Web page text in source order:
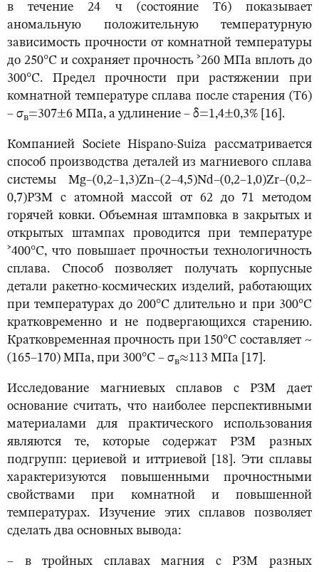
в течение 24 ч (состояние Т6) показывает
аномальную положительную температурную
зависимость прочности от комнатной температуры
до 250°С и сохраняет прочность ˃260 МПа вплоть до
300°С. Предел прочности при растяжении при
комнатной температуре сплава после старения (Т6)
– σв=307±6 МПа, а удлинение – δ=1,4±0,3% [16].
Компанией Societe Hispano-Suiza рассматривается
способ производства деталей из магниевого сплава
системы Mg–(0,2–1,3)Zn–(2–4,5)Nd–(0,2–1,0)Zr–(0,2–
0,7)РЗМ с атомной массой от 62 до 71 методом
горячей ковки. Объемная штамповка в закрытых и
открытых штампах проводится при температуре
˃400°С, что повышает прочностьи технологичность
сплава. Способ позволяет получать корпусные
детали ракетно-космических изделий, работающих
при температурах до 200°С длительно и при 300°С
кратковременно и не подвергающихся старению.
Кратковременная прочность при 150°С составляет ~
(165–170) МПа, при 300°С – σв≈113 МПа [17].
Исследование магниевых сплавов с РЗМ дает
основание считать, что наиболее перспективными
материалами для практического использования
являются те, которые содержат РЗМ разных
подгрупп: цериевой и иттриевой [18]. Эти сплавы
характеризуются повышенными прочностными
свойствами при комнатной и повышенной
температурах. Изучение этих сплавов позволяет
сделать два основных вывода:
– в тройных сплавах магния с РЗМ разных